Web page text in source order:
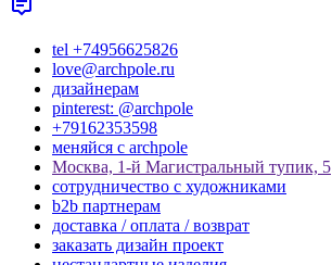
tel +74956625826
love@archpole.ru
дизайнерам
pinterest: @archpole
+79162353598
меняйся с аrchpole
Москва, 1-й Магистральный тупик, 5
cотрудничество с художниками
b2b партнерам
доставка / оплата / возврат
заказать дизайн проект